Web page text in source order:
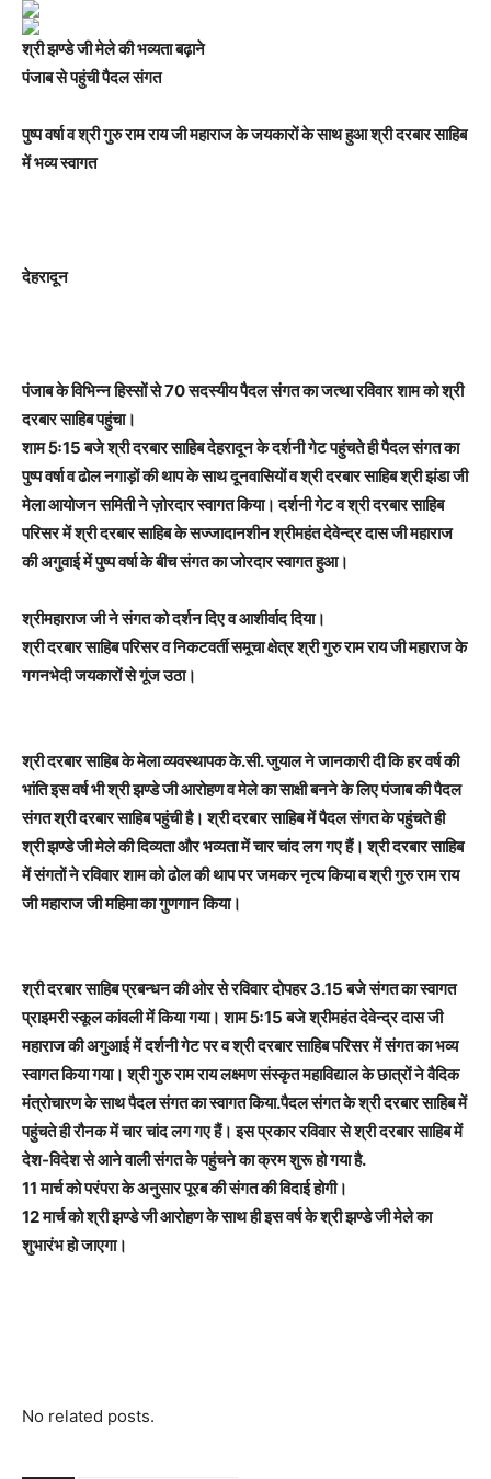
श्री झण्डे जी मेले की भव्यता बढ़ाने
पंजाब से पहुंची पैदल संगत
पुष्प वर्षा व श्री गुरु राम राय जी महाराज के जयकारों के साथ हुआ श्री दरबार साहिब
में भव्य स्वागत
देहरादून
पंजाब के विभिन्न हिस्सों से 70 सदस्यीय पैदल संगत का जत्था रविवार शाम को श्री
दरबार साहिब पहुंचा।
शाम 5ः15 बजे श्री दरबार साहिब देहरादून के दर्शनी गेट पहुंचते ही पैदल संगत का
पुष्प वर्षा व ढोल नगाड़ों की थाप के साथ दूनवासियों व श्री दरबार साहिब श्री झंडा जी
मेला आयोजन समिती ने ज़ोरदार स्वागत किया। दर्शनी गेट व श्री दरबार साहिब
परिसर में श्री दरबार साहिब के सज्जादानशीन श्रीमहंत देवेन्द्र दास जी महाराज
की अगुवाई में पुष्प वर्षा के बीच संगत का जोरदार स्वागत हुआ।
श्रीमहाराज जी ने संगत को दर्शन दिए व आशीर्वाद दिया।
श्री दरबार साहिब परिसर व निकटवर्ती समूचा क्षेत्र श्री गुरु राम राय जी महाराज के
गगनभेदी जयकारों से गूंज उठा।
श्री दरबार साहिब के मेला व्यवस्थापक के.सी. जुयाल ने जानकारी दी कि हर वर्ष की
भांति इस वर्ष भी श्री झण्डे जी आरोहण व मेले का साक्षी बनने के लिए पंजाब की पैदल
संगत श्री दरबार साहिब पहुंची है। श्री दरबार साहिब में पैदल संगत के पहुंचते ही
श्री झण्डे जी मेले की दिव्यता और भव्यता में चार चांद लग गए हैं। श्री दरबार साहिब
में संगतों ने रविवार शाम को ढोल की थाप पर जमकर नृत्य किया व श्री गुरु राम राय
जी महाराज जी महिमा का गुणगान किया।
श्री दरबार साहिब प्रबन्धन की ओर से रविवार दोपहर 3.15 बजे संगत का स्वागत
प्राइमरी स्कूल कांवली में किया गया। शाम 5ः15 बजे श्रीमहंत देवेन्द्र दास जी
महाराज की अगुआई में दर्शनी गेट पर व श्री दरबार साहिब परिसर में संगत का भव्य
स्वागत किया गया। श्री गुरु राम राय लक्ष्मण संस्कृत महाविद्याल के छात्रों ने वैदिक
मंत्रोचारण के साथ पैदल संगत का स्वागत किया.पैदल संगत के श्री दरबार साहिब में
पहुंचते ही रौनक में चार चांद लग गए हैं। इस प्रकार रविवार से श्री दरबार साहिब में
देश-विदेश से आने वाली संगत के पहुंचने का क्रम शुरू हो गया है.
11 मार्च को परंपरा के अनुसार पूरब की संगत की विदाई होगी।
12 मार्च को श्री झण्डे जी आरोहण के साथ ही इस वर्ष के श्री झण्डे जी मेले का
शुभारंभ हो जाएगा।
No related posts.